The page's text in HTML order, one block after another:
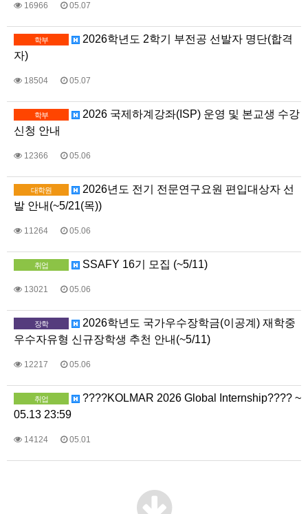
16966 05.07
학부
2026학년도 2학기 부전공 선발자 명단(합격
자)
18504 05.07
학부
2026 국제하계강좌(ISP) 운영 및 본교생 수강
신청 안내
12366 05.06
대학원
2026년도 전기 전문연구요원 편입대상자 선
발 안내(~5/21(목))
11264 05.06
취업 SSAFY 16기 모집 (~5/11)
13021 05.06
장학
2026학년도 국가우수장학금(이공계) 재학중
우수자유형 신규장학생 추천 안내(~5/11)
12217 05.06
취업
????KOLMAR 2026 Global Internship???? ~
05.13 23:59
14124 05.01